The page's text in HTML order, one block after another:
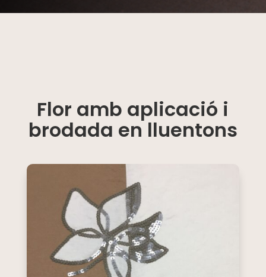
Flor amb aplicació i
brodada en lluentons